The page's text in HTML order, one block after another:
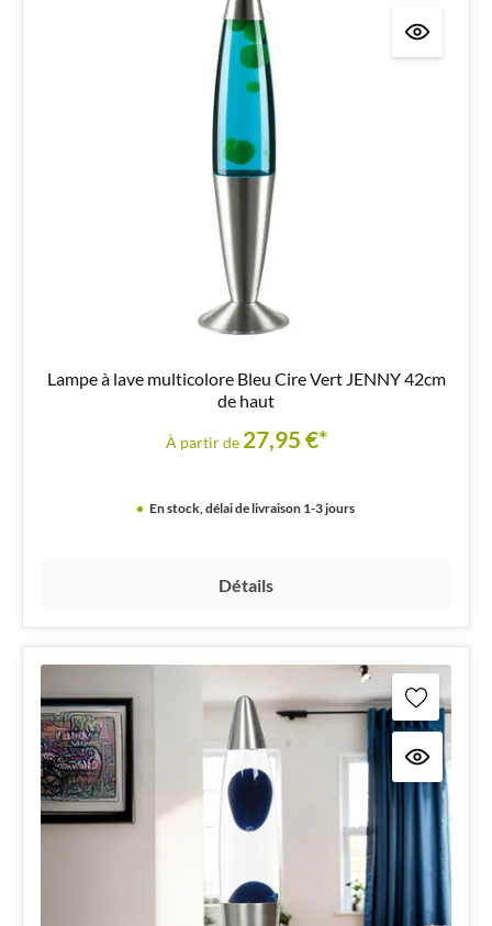
Lampe à lave multicolore Bleu Cire Vert JENNY 42cm
de haut
À partir de 27,95 €*
En stock, délai de livraison 1-3 jours
Détails